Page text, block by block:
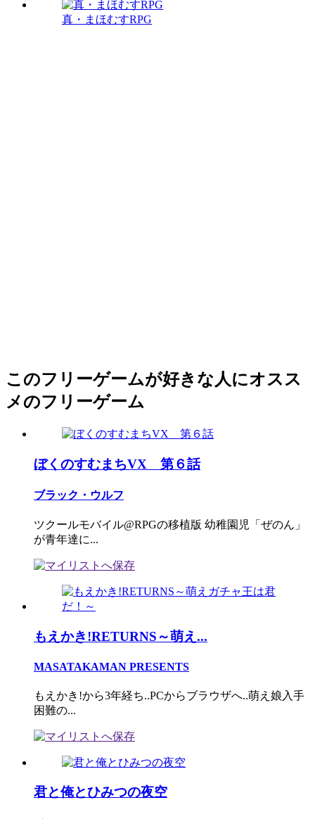
真・まほむすRPG
このフリーゲームが好きな人にオスス
メのフリーゲーム
ぼくのすむまちVX 第６話
ブラック・ウルフ
ツクールモバイル@RPGの移植版 幼稚園児「ぜのん」
が青年達に...
もえかき!RETURNS～萌え...
MASATAKAMAN PRESENTS
もえかき!から3年経ち..PCからブラウザへ..萌え娘入手
困難の...
君と俺とひみつの夜空